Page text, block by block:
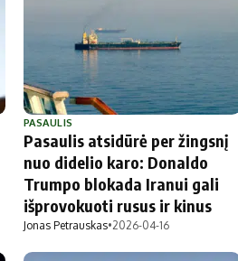
PASAULIS
Pasaulis atsidūrė per žingsnį
nuo didelio karo: Donaldo
Trumpo blokada Iranui gali
išprovokuoti rusus ir kinus
Jonas Petrauskas•2026-04-16